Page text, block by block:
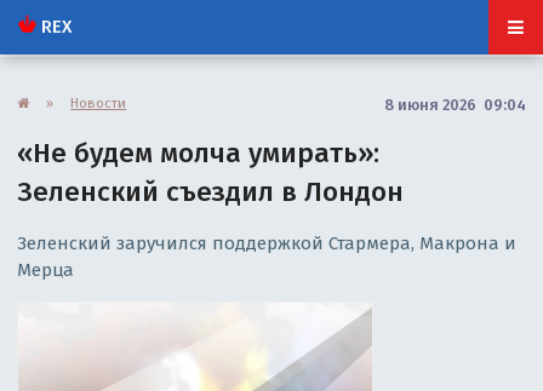
REX
» Новости 8 июня 2026 09:04
«Не будем молча умирать»:
Зеленский съездил в Лондон
Зеленский заручился поддержкой Стармера, Макрона и
Мерца